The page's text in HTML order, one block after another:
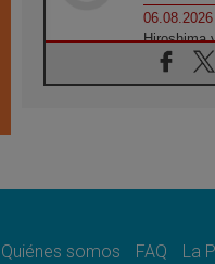
06.08.2026
Hiroshima
06.08.2026
derriba los
Quiénes somos FAQ La